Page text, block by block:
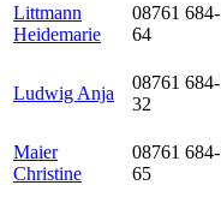
Littmann
Heidemarie
08761 684-
64
Ludwig Anja
08761 684-
32
Maier
Christine
08761 684-
65